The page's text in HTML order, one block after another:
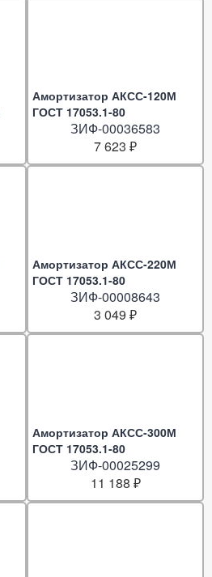
Амортизатор АКСС-120М
ГОСТ 17053.1-80
ЗИФ-00036583
7 623 ₽
Амортизатор АКСС-220М
ГОСТ 17053.1-80
ЗИФ-00008643
3 049 ₽
Амортизатор АКСС-300М
ГОСТ 17053.1-80
ЗИФ-00025299
11 188 ₽